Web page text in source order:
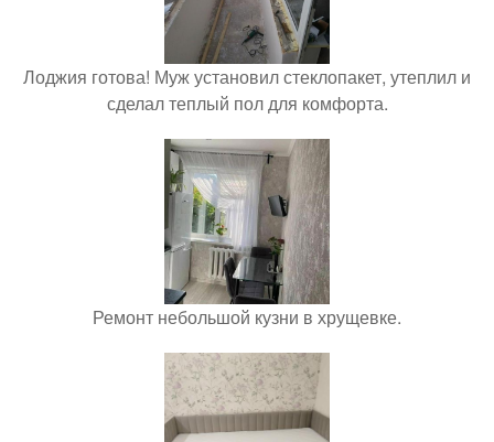
Лоджия готова! Муж установил стеклопакет, утеплил и
сделал теплый пол для комфорта.
Ремонт небольшой кузни в хрущевке.